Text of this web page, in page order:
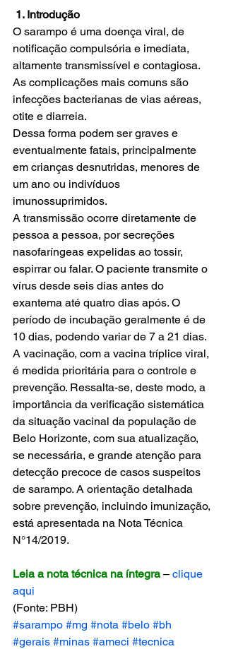
1. Introdução
O sarampo é uma doença viral, de
notificação compulsória e imediata,
altamente transmissível e contagiosa.
As complicações mais comuns são
infecções bacterianas de vias aéreas,
otite e diarreia.
Dessa forma podem ser graves e
eventualmente fatais, principalmente
em crianças desnutridas, menores de
um ano ou indivíduos
imunossuprimidos.
A transmissão ocorre diretamente de
pessoa a pessoa, por secreções
nasofaríngeas expelidas ao tossir,
espirrar ou falar. O paciente transmite o
vírus desde seis dias antes do
exantema até quatro dias após. O
período de incubação geralmente é de
10 dias, podendo variar de 7 a 21 dias.
A vacinação, com a vacina tríplice viral,
é medida prioritária para o controle e
prevenção. Ressalta-se, deste modo, a
importância da verificação sistemática
da situação vacinal da população de
Belo Horizonte, com sua atualização,
se necessária, e grande atenção para
detecção precoce de casos suspeitos
de sarampo. A orientação detalhada
sobre prevenção, incluindo imunização,
está apresentada na Nota Técnica
N°14/2019.
Leia a nota técnica na íntegra – clique
aqui
(Fonte: PBH)
#sarampo #mg #nota #belo #bh
#gerais #minas #ameci #tecnica